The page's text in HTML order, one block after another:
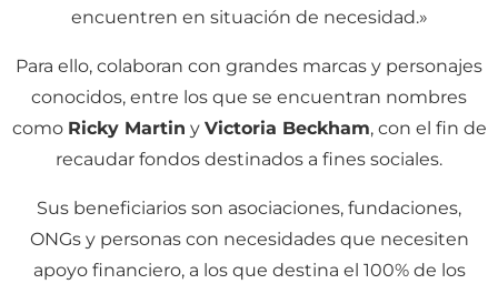
encuentren en situación de necesidad.»
Para ello, colaboran con grandes marcas y personajes
conocidos, entre los que se encuentran nombres
como Ricky Martin y Victoria Beckham, con el fin de
recaudar fondos destinados a fines sociales.
Sus beneficiarios son asociaciones, fundaciones,
ONGs y personas con necesidades que necesiten
apoyo financiero, a los que destina el 100% de los